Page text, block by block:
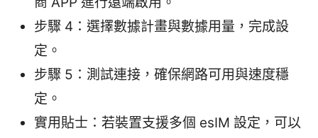
步驟 4：選擇數據計畫與數據用量，完成設
定。
步驟 5：測試連接，確保網路可用與速度穩
定。
實用貼士：若裝置支援多個 esIM 設定，可以